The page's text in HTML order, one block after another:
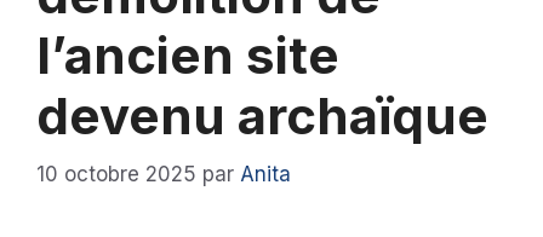
l’ancien site
devenu archaïque
10 octobre 2025 par Anita